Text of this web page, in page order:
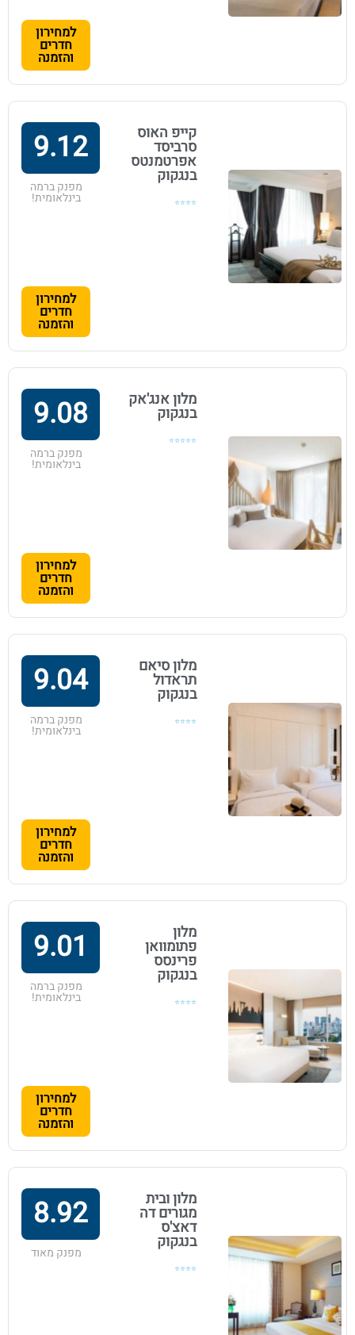
למחירון
חדרים
והזמנה
קייפ האוס
סרביסד
אפרטמנטס
בנגקוק
⭐⭐⭐⭐
9.12
מפנק ברמה
בינלאומית!
למחירון
חדרים
והזמנה
מלון אנג'אק
בנגקוק
⭐⭐⭐⭐⭐
9.08
מפנק ברמה
בינלאומית!
למחירון
חדרים
והזמנה
מלון סיאם
תראדול
בנגקוק
⭐⭐⭐⭐
9.04
מפנק ברמה
בינלאומית!
למחירון
חדרים
והזמנה
מלון
פתומוואן
פרינסס
בנגקוק
⭐⭐⭐⭐
9.01
מפנק ברמה
בינלאומית!
למחירון
חדרים
והזמנה
מלון ובית
מגורים דה
דאצ'ס
בנגקוק
⭐⭐⭐⭐
8.92
מפנק מאוד